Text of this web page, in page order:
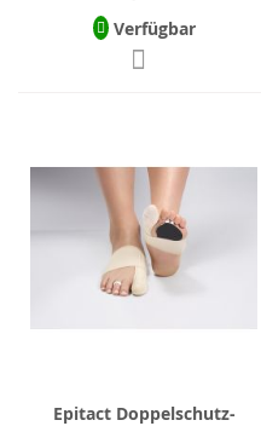
Verfügbar
Epitact Doppelschutz-